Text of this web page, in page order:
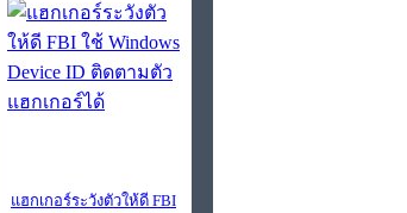
แฮกเกอร์ระวังตัวให้ดี FBI